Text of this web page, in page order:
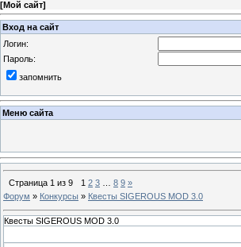
[Мой сайт]
Вход на сайт
Логин:
Пароль:
запомнить
Меню сайта
Страница 1 из 9 1 2 3 8 9 »
Форум » Конкурсы » Квесты SIGEROUS MOD 3.0
Квесты SIGEROUS MOD 3.0